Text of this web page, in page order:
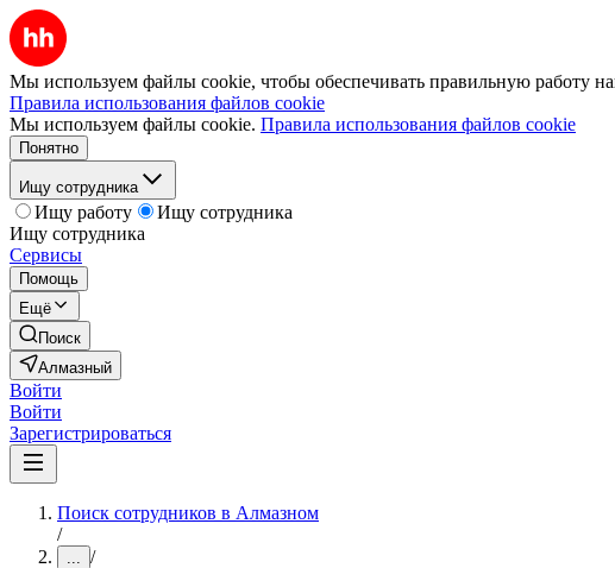
Мы используем файлы cookie, чтобы обеспечивать правильную работу
Правила использования файлов cookie
Мы используем файлы cookie. Правила использования файлов cookie
Понятно
Ищу сотрудника
Ищу работу
Ищу сотрудника
Ищу сотрудника
Сервисы
Помощь
Ещё
Поиск
Алмазный
Войти
Войти
Зарегистрироваться
Поиск сотрудников в Алмазном
/
... /